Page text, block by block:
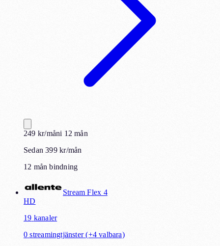
249 kr/måni 12 mån
Sedan 399 kr/mån
12 mån bindning
Stream Flex 4
HD
19 kanaler
0 streamingtjänster (+4 valbara)